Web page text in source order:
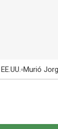
Murió